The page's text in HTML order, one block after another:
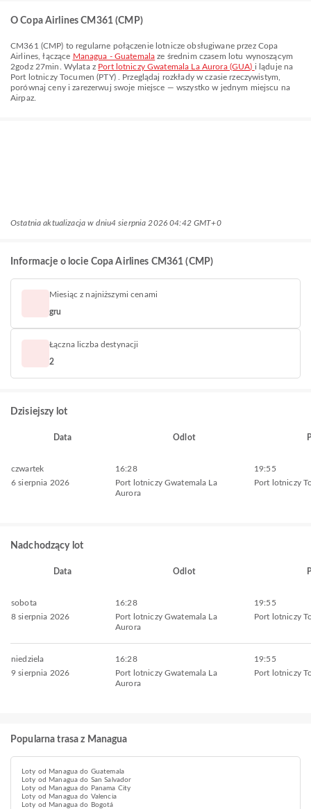
O Copa Airlines CM361 (CMP)
CM361 (CMP) to regularne połączenie lotnicze obsługiwane przez Copa
Airlines , łączące Managua - Guatemala ze średnim czasem lotu wynoszącym
2godz 27min
. Wylata z Port lotniczy Gwatemala La Aurora (GUA) i ląduje na
Port lotniczy Tocumen (PTY)
. Przeglądaj rozkłady w czasie rzeczywistym,
porównaj ceny i zarezerwuj swoje miejsce — wszystko w jednym miejscu na
Airpaz.
Ostatnia aktualizacja w dniu4 sierpnia 2026 04:42 GMT+0
Informacje o locie Copa Airlines CM361 (CMP)
Miesiąc z najniższymi cenami
gru
Łączna liczba destynacji
2
Dzisiejszy lot
Data Odlot
czwartek
6 sierpnia 2026
16:28
Port lotniczy Gwatemala La
Aurora
19:55
Port lotniczy
Nadchodzący lot
Data Odlot
sobota
8 sierpnia 2026
16:28
Port lotniczy Gwatemala La
Aurora
19:55
Port lotniczy
niedziela
9 sierpnia 2026
16:28
Port lotniczy Gwatemala La
Aurora
19:55
Port lotniczy
Popularna trasa z Managua
Loty od Managua do Guatemala
Loty od Managua do San Salvador
Loty od Managua do Panama City
Loty od Managua do Valencia
Loty od Managua do Bogotá